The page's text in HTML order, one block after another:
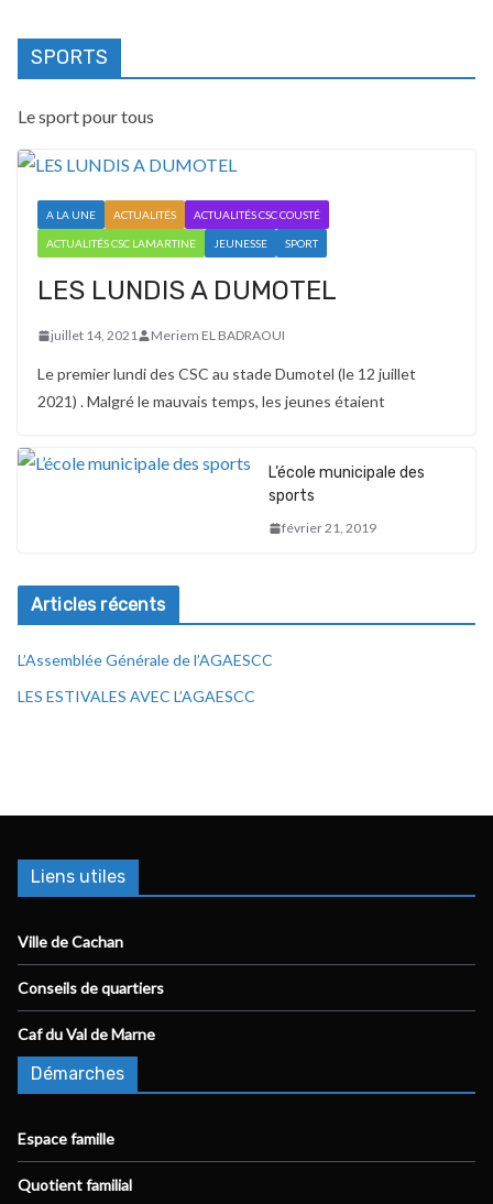
SPORTS
Le sport pour tous
A LA UNE ACTUALITÉS ACTUALITÉS CSC COUSTÉ
ACTUALITÉS CSC LAMARTINE JEUNESSE SPORT
LES LUNDIS A DUMOTEL
juillet 14, 2021 Meriem EL BADRAOUI
Le premier lundi des CSC au stade Dumotel (le 12 juillet
2021) . Malgré le mauvais temps, les jeunes étaient
L’école municipale des
sports
février 21, 2019
Articles récents
L’Assemblée Générale de l’AGAESCC
LES ESTIVALES AVEC L’AGAESCC
Liens utiles
Ville de Cachan
Conseils de quartiers
Caf du Val de Marne
Démarches
Espace famille
Quotient familial